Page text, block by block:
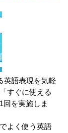
英語表現を気軽
すぐに使える
回を実施しま
よく使う英語